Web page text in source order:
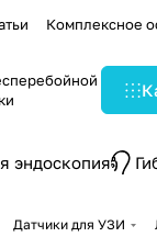
Комплексное
эндоскопия
Датчики для УЗИ